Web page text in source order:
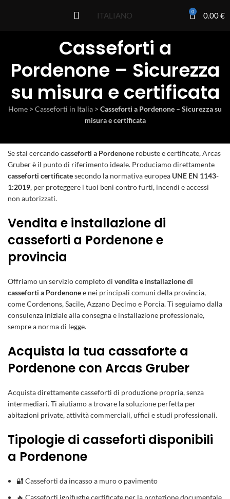
ITALIANO 0 0.00€
Casseforti a
Pordenone – Sicurezza
su misura e certificata
Home > Casseforti in Italia > Casseforti a Pordenone – Sicurezza su
misura e certificata
Se stai cercandocasseforti a Pordenone robuste e certificate, Arcas
Gruber è il punto di riferimento ideale. Produciamo direttamente
casseforti certificatesecondo la normativa europea UNE EN 1143-
1:2019, per proteggere i tuoi beni contro furti, incendi e accessi
non autorizzati.
Vendita e installazione di
casseforti a Pordenone e
provincia
Offriamo un servizio completo di vendita e installazione di
casseforti a Pordenonee nei principali comuni della provincia,
come Cordenons, Sacile, Azzano Decimo e Porcia. Ti seguiamo dalla
consulenza iniziale alla consegna e installazione professionale,
sempre a norma di legge.
Acquista la tua cassaforte a
Pordenone con Arcas Gruber
Acquista direttamente casseforti di produzione propria, senza
intermediari. Ti aiutiamo a trovare la soluzione perfetta per
abitazioni private, attività commerciali, uffici e studi professionali.
Tipologie di casseforti disponibili
a Pordenone
🔐 Casseforti da incasso a muro o pavimento
🔥 Casseforti ignifughecertificate per la protezione documentale